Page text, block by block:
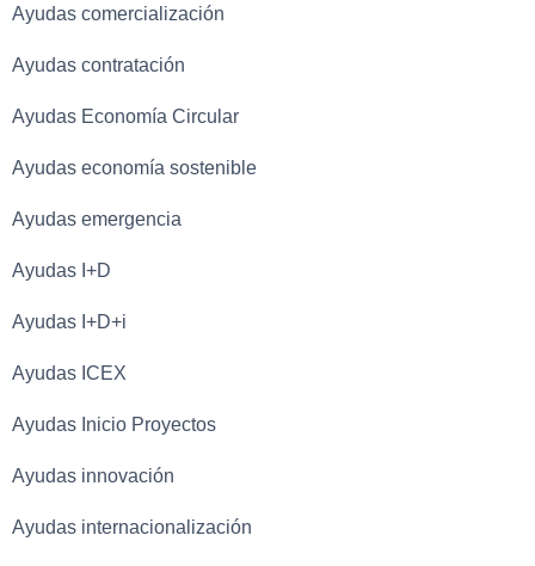
Ayudas comercialización
Ayudas contratación
Ayudas Economía Circular
Ayudas economía sostenible
Ayudas emergencia
Ayudas I+D
Ayudas I+D+i
Ayudas ICEX
Ayudas Inicio Proyectos
Ayudas innovación
Ayudas internacionalización